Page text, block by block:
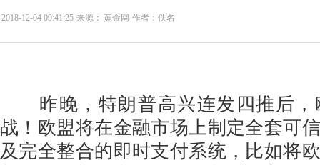
2018-12-04 09:41:25 来源： 黄金网 作者：佚名
昨晚，特朗普高兴连发四推后，
战！欧盟将在金融市场上制定全套可
及完全整合的即时支付系统，比如将